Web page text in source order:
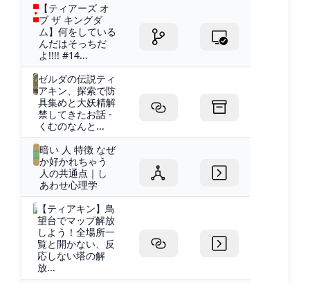
【ティアーズ オ
ブ ザ キングダ
ム】何をしている
んだはそっちだ
よ!!!! #14...
ゼルダの伝説ティ
アキン、探索で防
具集めと大妖精解
禁してきたお話 -
くむのなんと...
暗い 人 特徴 なぜ
か好かれちゃう
人の共通点｜し
あわせ心理学
【ティアキン】鳥
望台でマップ解放
しよう！全場所一
覧と開かない、反
応しない塔の解
放...